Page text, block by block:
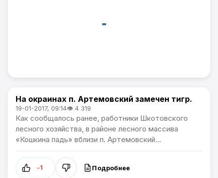
Происшествия / Артемпортал
На окраинах п. Артемовский замечен тигр.
19-01-2017, 09:14👁 4 319
Как сообщалось ранее, работники Шкотовского
лесного хозяйства, в районе лесного массива
«Кошкина падь» вблизи п. Артемовский...
-1 Подробнее